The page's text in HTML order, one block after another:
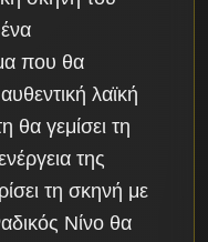
που θα
λαϊκή
θα γεμίσει τη
της
τη σκηνή με
Νίνο θα